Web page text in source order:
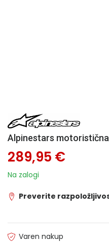
Alpinestars motoristična
289,95 €
Na zalogi
Preverite
Varen nakup